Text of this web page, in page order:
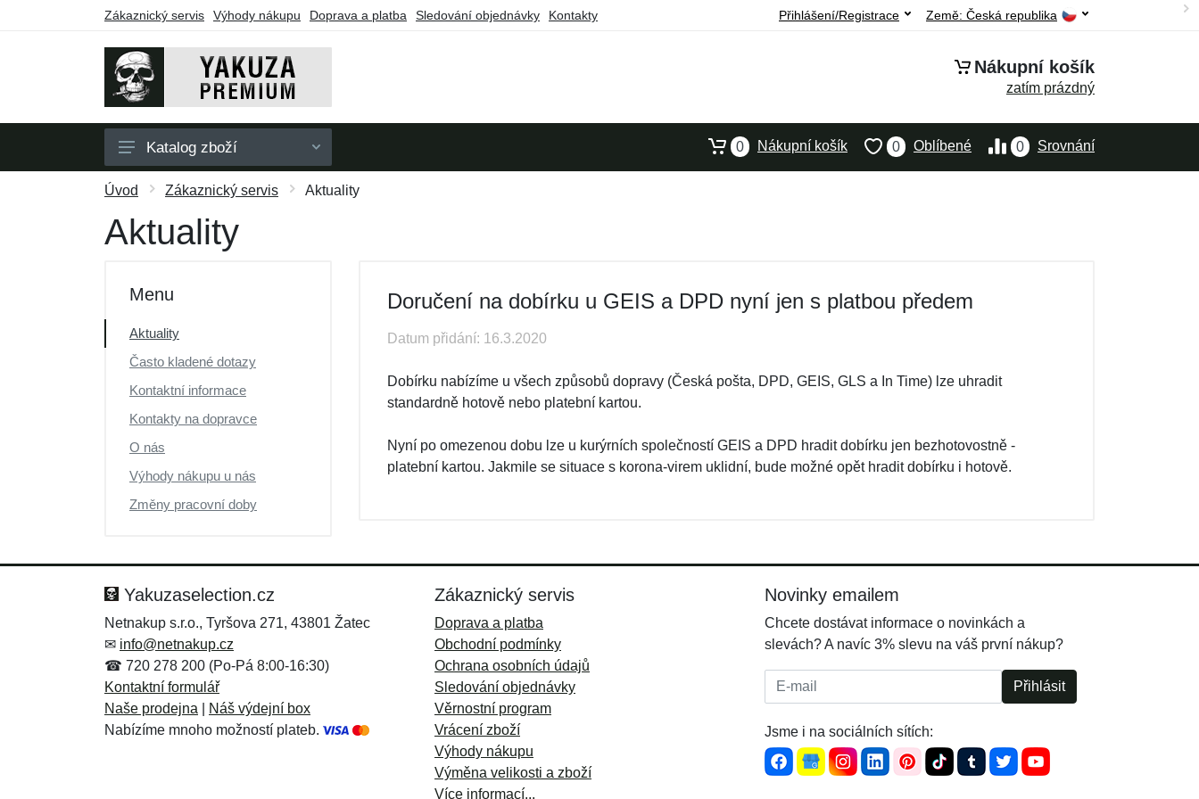
Zákaznický servis Výhody nákupu Doprava a platba Sledování objednávky Kontakty Země: Česká republika
Přihlášení/Registrace
Nákupní košík
zatím prázdný
Pánské
Dámské
Katalog zboží 0 Srovnání
0 Oblíbené
0 Nákupní košík
Úvod Zákaznický servis Aktuality
Aktuality
Menu
Aktuality
Často kladené dotazy
Kontaktní informace
Kontakty na dopravce
O nás
Výhody nákupu u nás
Změny pracovní doby
Doručení na dobírku u GEIS a DPD nyní jen s platbou předem
Datum přidání: 16.3.2020
Dobírku nabízíme u všech způsobů dopravy (Česká pošta, DPD, GEIS, GLS a In Time) lze uhradit
standardně hotově nebo platební kartou.
Nyní po omezenou dobu lze u kurýrních společností GEIS a DPD hradit dobírku jen bezhotovostně -
platební kartou. Jakmile se situace s korona-virem uklidní, bude možné opět hradit dobírku i hotově.
Yakuzaselection.cz
Netnakup s.r.o., Tyršova 271, 43801 Žatec
✉ info@netnakup.cz
☎ 720 278 200 (Po-Pá 8:00-16:30)
Kontaktní formulář
Naše prodejna
Náš výdejní box
Nabízíme mnoho možností plateb.
Zákaznický servis
Doprava a platba
Obchodní podmínky
Ochrana osobních údajů
Sledování objednávky
Věrnostní program
Vrácení zboží
Výhody nákupu
Výměna velikosti a zboží
Více informací...
Novinky emailem
Chcete dostávat informace o novinkách a
slevách? A navíc 3% slevu na váš první nákup?
E-mail: Přihlásit
Jsme i na sociálních sítích: